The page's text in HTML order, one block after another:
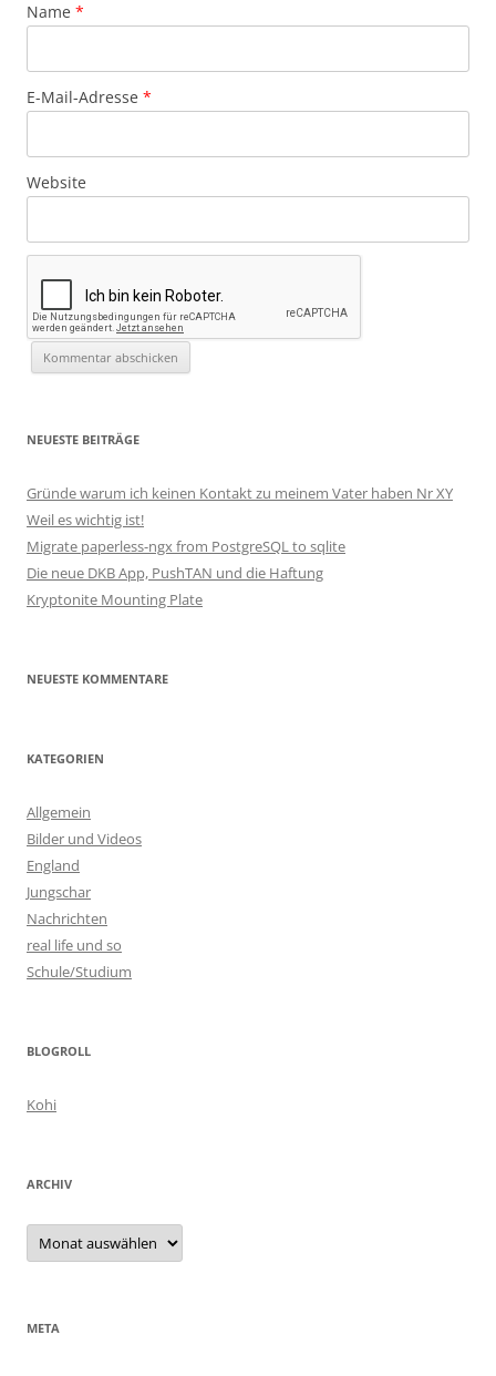
Name *
E-Mail-Adresse *
Website
NEUESTE BEITRÄGE
Gründe warum ich keinen Kontakt zu meinem Vater haben Nr XY
Weil es wichtig ist!
Migrate paperless-ngx from PostgreSQL to sqlite
Die neue DKB App, PushTAN und die Haftung
Kryptonite Mounting Plate
NEUESTE KOMMENTARE
KATEGORIEN
Allgemein
Bilder und Videos
England
Jungschar
Nachrichten
real life und so
Schule/Studium
BLOGROLL
Kohi
ARCHIV
Archiv
META